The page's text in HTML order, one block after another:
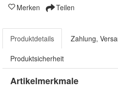
Merken Teilen
Produktdetails Zahlung,
Produktsicherheit
Artikelmerkmale